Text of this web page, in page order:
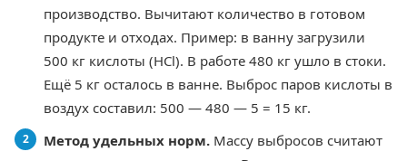
производство. Вычитают количество в готовом
продукте и отходах. Пример: в ванну загрузили
500 кг кислоты (HCl). В работе 480 кг ушло в стоки.
Ещё 5 кг осталось в ванне. Выброс паров кислоты в
воздух составил: 500 — 480 — 5 = 15 кг.
Метод удельных норм. Массу выбросов считают